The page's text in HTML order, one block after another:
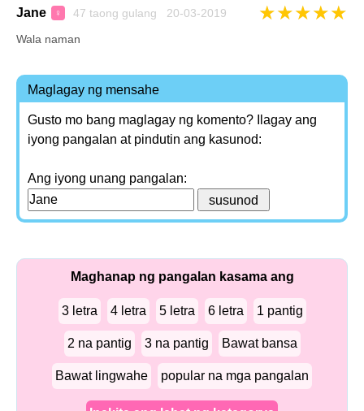
Jane ♀ 47 taong gulang 20-03-2019 ★★★★★
Wala naman
Maglagay ng mensahe
Gusto mo bang maglagay ng komento? Ilagay ang
iyong pangalan at pindutin ang kasunod:
Ang iyong unang pangalan:
Maghanap ng pangalan kasama ang
3 letra 4 letra 5 letra 6 letra 1 pantig
2 na pantig 3 na pantig Bawat bansa
Bawat lingwahe popular na mga pangalan